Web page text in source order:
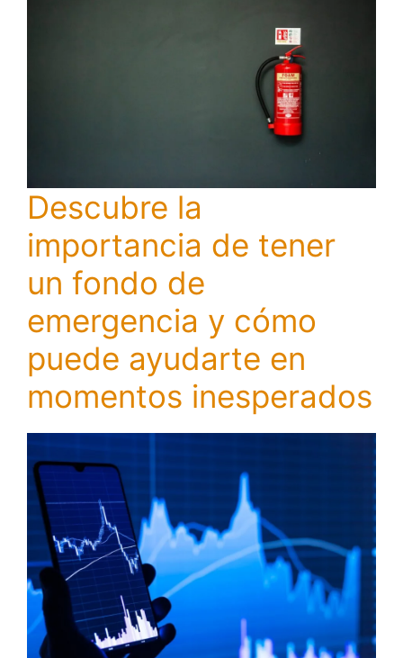
Descubre la
importancia de tener
un fondo de
emergencia y cómo
puede ayudarte en
momentos inesperados